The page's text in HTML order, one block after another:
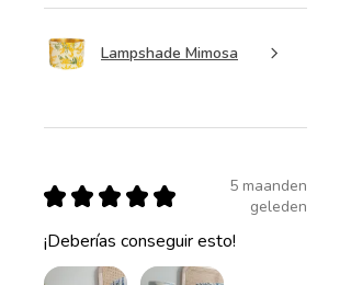
Lampshade Mimosa
★ ★ ★ ★ ★
5 maanden
geleden
¡Deberías conseguir esto!